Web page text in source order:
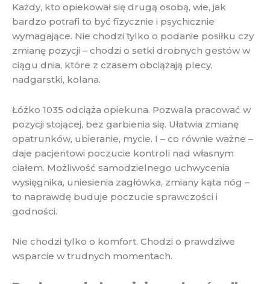
Każdy, kto opiekował się drugą osobą, wie, jak
bardzo potrafi to być fizycznie i psychicznie
wymagające. Nie chodzi tylko o podanie posiłku czy
zmianę pozycji – chodzi o setki drobnych gestów w
ciągu dnia, które z czasem obciążają plecy,
nadgarstki, kolana.
Łóżko 1035 odciąża opiekuna. Pozwala pracować w
pozycji stojącej, bez garbienia się. Ułatwia zmianę
opatrunków, ubieranie, mycie. I – co równie ważne –
daje pacjentowi poczucie kontroli nad własnym
ciałem. Możliwość samodzielnego uchwycenia
wysięgnika, uniesienia zagłówka, zmiany kąta nóg –
to naprawdę buduje poczucie sprawczości i
godności.
Nie chodzi tylko o komfort. Chodzi o prawdziwe
wsparcie w trudnych momentach.